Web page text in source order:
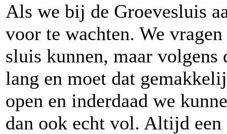
Als we bij de Groevesluis
voor te wachten. We
sluis kunnen, maar volgens
lang en moet dat
open en inderdaad we
dan ook echt vol. Altijd een